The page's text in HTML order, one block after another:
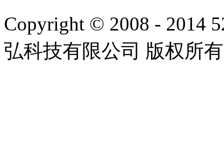
Copyright © 2008 - 2014
弘科技有限公司 版权所有